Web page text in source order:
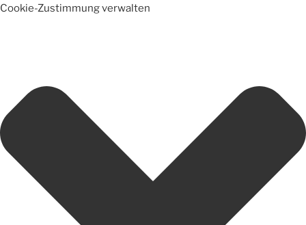
Cookie-Zustimmung verwalten